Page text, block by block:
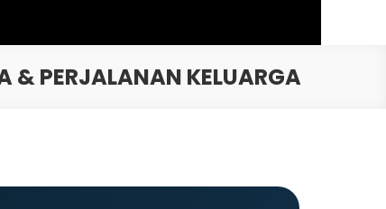
& PERJALANAN KELUARGA